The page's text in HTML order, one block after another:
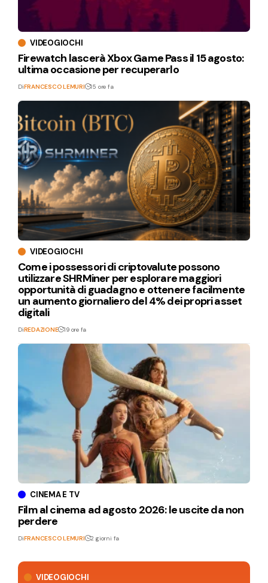
VIDEOGIOCHI
VIDEOGIOCHI
Firewatch lascerà Xbox Game Pass il 15 agosto:
ultima occasione per recuperarlo
DiFRANCESCO LEMURI 15 ore fa
VIDEOGIOCHI
Come i possessori di criptovalute possono
utilizzare SHRMiner per esplorare maggiori
opportunità di guadagno e ottenere facilmente
un aumento giornaliero del 4% dei propri asset
digitali
DiREDAZIONE 19 ore fa
CINEMA E TV
Film al cinema ad agosto 2026: le uscite da non
perdere
DiFRANCESCO LEMURI 2 giorni fa